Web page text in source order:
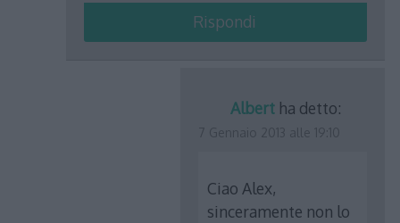
Rispondi
Albert ha detto:
Ciao Alex,
sinceramente non lo